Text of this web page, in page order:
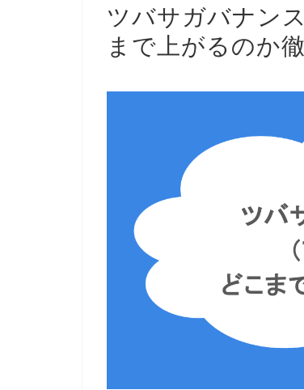
ツバサガバナン
まで上がるのか